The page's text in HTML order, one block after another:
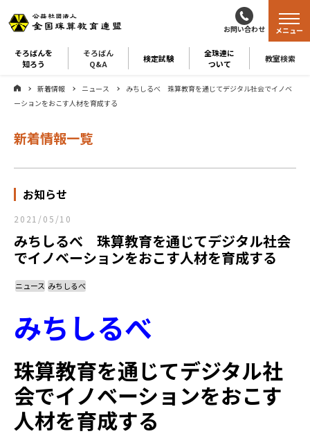
お問い合わせ
そろばんを
知ろう
そろばん
Q&A
検定試験
全珠連に
ついて
教室検索
メニュー
新着情報 ニュース
みちしるべ 珠算教育を通じてデジタル社会でイノベ
ーションをおこす人材を育成する
新着情報一覧
お知らせ
2021/05/10
みちしるべ 珠算教育を通じてデジタル社会
でイノベーションをおこす人材を育成する
ニュース みちしるべ
みちしるべ
珠算教育を通じてデジタル社
会でイノベーションをおこす
人材を育成する